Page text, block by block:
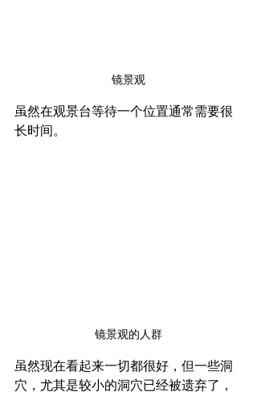
镜景观
虽然在观景台等待一个位置通常需要很
长时间。
镜景观的人群
虽然现在看起来一切都很好，但一些洞
穴，尤其是较小的洞穴已经被遗弃了，